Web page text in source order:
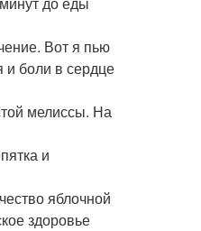
Вот я пью
и боли в сердце
мелиссы. На
и
яблочной
здоровье